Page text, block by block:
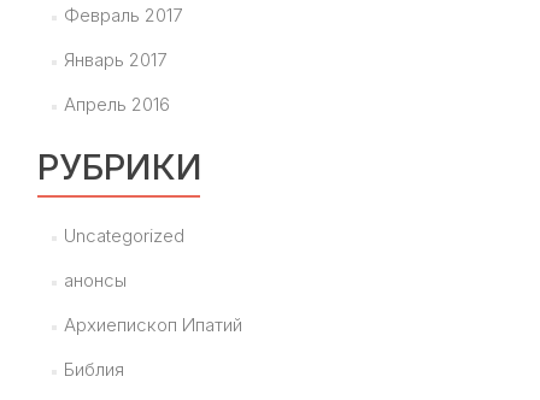
Февраль 2017
Январь 2017
Апрель 2016
РУБРИКИ
Uncategorized
анонсы
Архиепископ Ипатий
Библия